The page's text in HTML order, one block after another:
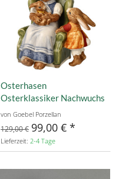
Osterhasen
Osterklassiker Nachwuchs
von Goebel Porzellan
129,00 € 99,00 €
Lieferzeit: 2-4 Tage